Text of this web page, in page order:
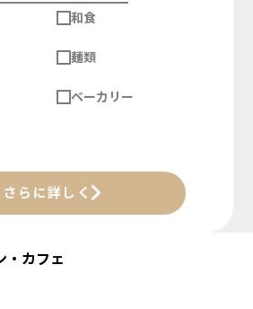
和食
麺類
ベーカリー
さらに詳しく
・カフェ